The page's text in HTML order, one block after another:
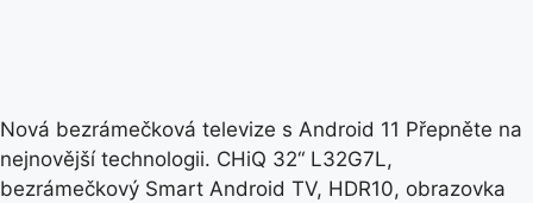
Nová bezrámečková televize s Android 11 Přepněte na
nejnovější technologii. CHiQ 32“ L32G7L,
bezrámečkový Smart Android TV, HDR10, obrazovka